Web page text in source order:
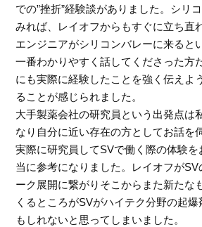
での”挫折”経験談がありました。シリ
みれば、レイオフからもすぐに立ち直
エンジニアがシリコンバレーに来ると
一番わかりやすく話してくださった方
にも実際に経験したことを強く伝えよ
ることが感じられました。
大手製薬会社の研究員という出発点は
なり自分に近い存在の方としてお話を
実際に研究員してSVで働く際の体験
当に参考になりました。レイオフがSV
ーク展開に繋がりそこからまた新たな
くるところがSVがハイテク分野の起
もしれないと思ってしまいました。